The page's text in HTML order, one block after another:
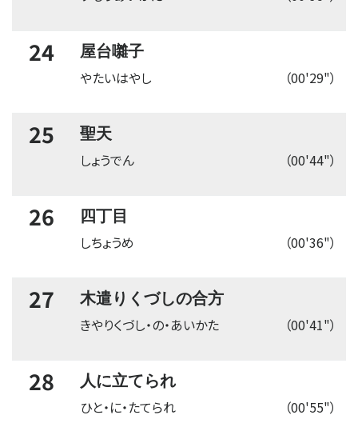
24 屋台囃子
（00'29"）
やたいはやし
25 聖天
（00'44"）
しょうでん
26 四丁目
（00'36"）
しちょうめ
27 木遣りくづしの合方
（00'41"）
きやりくづし・の・あいかた
28 人に立てられ
（00'55"）
ひと・に・たてられ